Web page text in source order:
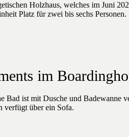
Holzhaus, welches im Juni
Platz für zwei bis sechs Personen.
im
ist mit Dusche und Badewanne
verfügt über ein Sofa.